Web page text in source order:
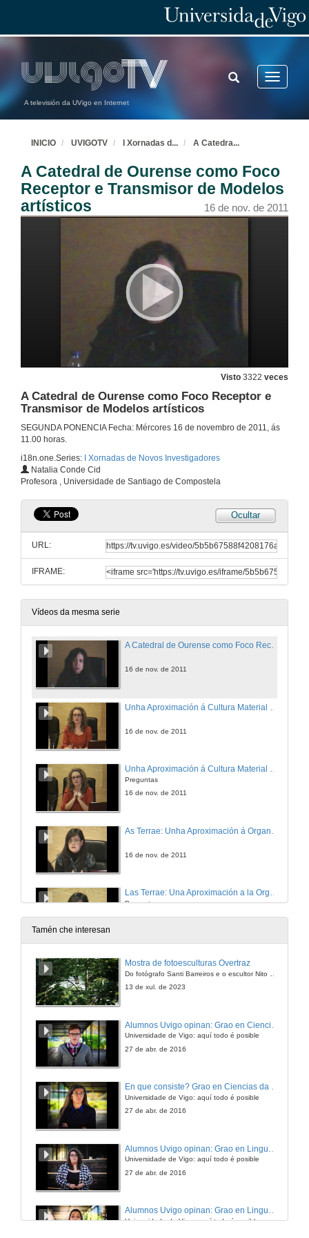
A televisión da UVigo en Internet
Toggle
TOGGLE
SEARCH
INICIO UVIGOTV I Xornadas d... A Catedra...
A Catedral de Ourense como Foco
Receptor e Transmisor de Modelos
artísticos
16 de nov. de 2011
Visto 3322 veces
A Catedral de Ourense como Foco Receptor e
Transmisor de Modelos artísticos
SEGUNDA PONENCIA Fecha: Mércores 16 de novembro de 2011, ás
11.00 horas.
i18n.one.Series:
I Xornadas de Novos Investigadores
Natalia Conde Cid
Profesora , Universidade de Santiago de Compostela
Ocultar
URL:
IFRAME:
Vídeos da mesma serie
A Catedral de Ourense como Foco Receptor e Transmisor de Modelos artísticos
16 de nov. de 2011
16 de nov. de 2011
Unha Aproximación á Cultura Material da Élite Pontevedresa no Século XVIII
Preguntas
16 de nov. de 2011
16 de nov. de 2011
Las Terrae: Una Aproximación a la Organización del Territorio en la Galicia Medieval hasta el Siglo XII
Preguntas
16 de nov. de 2011
17 de nov. de 2011
Preguntas
17 de nov. de 2011
17 de nov. de 2011
Preguntas
17 de nov. de 2011
Tamén che interesan
Mostra de fotoesculturas Overtraz
13 de xul. de 2023
Universidade de Vigo: aquí todo é posible
27 de abr. de 2016
En que consiste? Grao en Ciencias da Linguaxe e Estudos Literarios
Universidade de Vigo: aquí todo é posible
27 de abr. de 2016
Universidade de Vigo: aquí todo é posible
27 de abr. de 2016
Alumnos Uvigo opinan: Grao en Linguas Estranxeiras
Universidade de Vigo: aquí todo é posible